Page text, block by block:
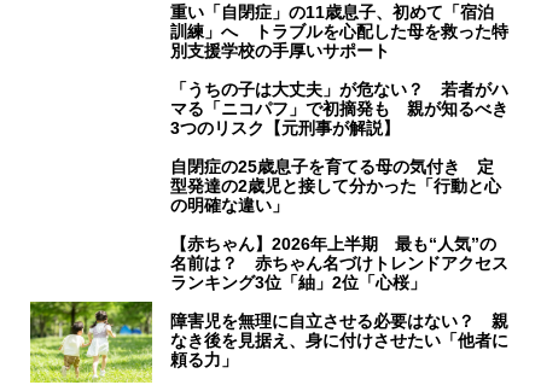
重い「自閉症」の11歳息子、初めて「宿泊
訓練」へ トラブルを心配した母を救った特
別支援学校の手厚いサポート
「うちの子は大丈夫」が危ない？ 若者がハ
マる「ニコパフ」で初摘発も 親が知るべき
3つのリスク【元刑事が解説】
自閉症の25歳息子を育てる母の気付き 定
型発達の2歳児と接して分かった「行動と心
の明確な違い」
【赤ちゃん】2026年上半期 最も“人気”の
名前は？ 赤ちゃん名づけトレンドアクセス
ランキング3位「紬」2位「心桜」
障害児を無理に自立させる必要はない？ 親
なき後を見据え、身に付けさせたい「他者に
頼る力」